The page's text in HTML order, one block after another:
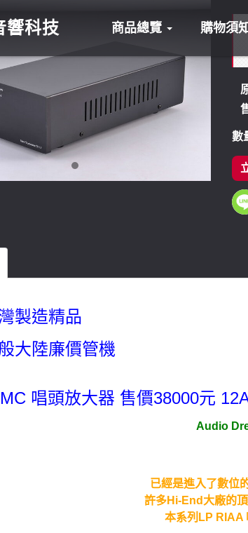
響科技 商品總覽 購物須知
數
製造精品
大陸廉價管機
唱頭放大器 售價38000元
Audio
已經是進入了數位
許多Hi-End大廠的
本系列LP RIAA